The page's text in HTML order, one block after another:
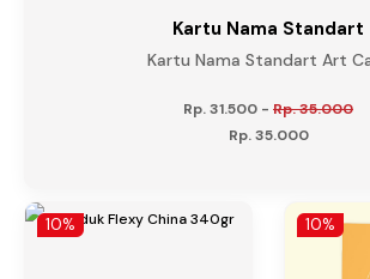
Kartu Nama Standart
Kartu Nama Standart Art
Rp. 31.500 - Rp. 35.000
Rp. 35.000
10% 10%